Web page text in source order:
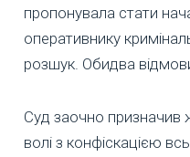
пропонувала стати
оперативнику
розшук. Обидва
Суд заочно призначив
волі з конфіскацією